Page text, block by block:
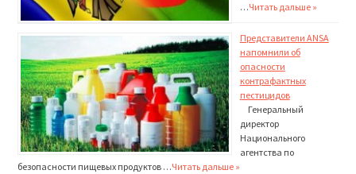
…Читать дальше »
Представители ANSA
напомнили об
опасности
контрафактных
пестицидов
Генеральный
директор
Национального
агентства по
безопасности пищевых продуктов …Читать дальше »